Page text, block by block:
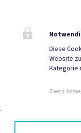
Diese
Website
Kategorie
Zweck: